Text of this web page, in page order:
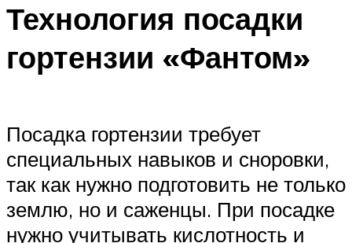
Технология посадки
гортензии «Фантом»
Посадка гортензии требует
специальных навыков и сноровки,
так как нужно подготовить не только
землю, но и саженцы. При посадке
нужно учитывать кислотность и